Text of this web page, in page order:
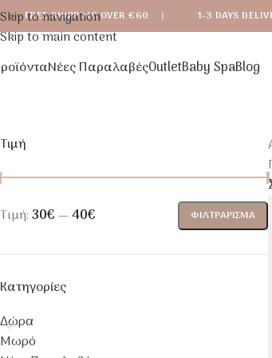
Skip to navigation
Skip to main content
FREE SHIPPING OVER €60 | 1-3 DAYS
Νέες ΠαραλαβέςOutletBaby SpaBlog
Τιμή
ΦΙΛΤΡΆΡΙΣΜΑ
Τιμή:30€—40€
Κατηγορίες
Δώρα
Μωρό